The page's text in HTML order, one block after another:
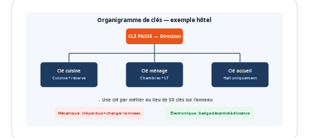
Organigramme de clés — exemple hôtel
CLÉ PASSE — Direction
Clé cuisine
Cuisine + réserve
Clé ménage
Chambres + LT
Clé accueil
Hall uniquement
→ Une clé par métier au lieu de 50 clés sur l’anneau
Mécanique : clé perdue = changer le niveau Électronique : badge désactivé à distance